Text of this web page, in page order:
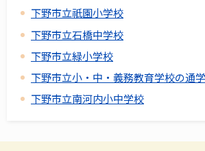
下野市立祇園小学校
下野市立石橋中学校
下野市立緑小学校
下野市立小・中・義務教育学校の通
下野市立南河内小中学校